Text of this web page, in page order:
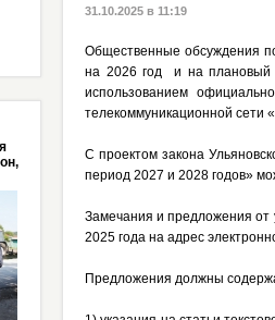
31.10.2025 в 11:19
Общественные обсуждения
на 2026 год и на плановый
использованием
телекоммуникационной сети
С проектом закона
период 2027 и 2028 годов»
Замечания и предложения от
2025 года на адрес
Предложения должны